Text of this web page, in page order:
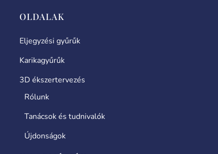
OLDALAK
Eljegyzési gyűrűk
Karikagyűrűk
3D ékszertervezés
Rólunk
Tanácsok és tudnivalók
Újdonságok